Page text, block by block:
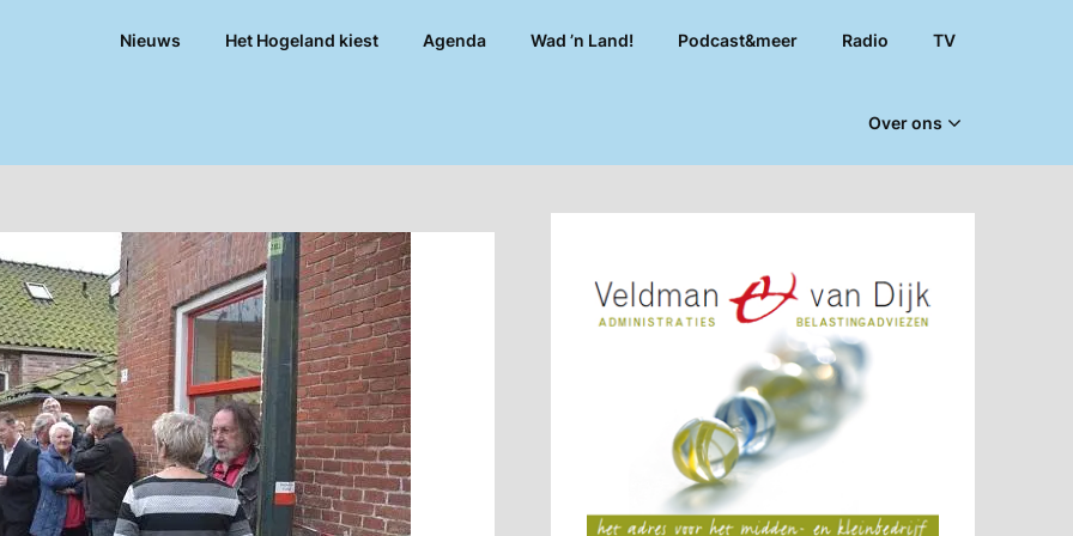
Nieuws Het Hogeland kiest Agenda Wad ’n Land! Podcast&meer Radio TV
Over ons